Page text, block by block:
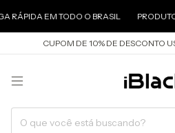
RÁPIDA EM TODO O BRASIL
CUPOM DE 10% DE DESCONTO